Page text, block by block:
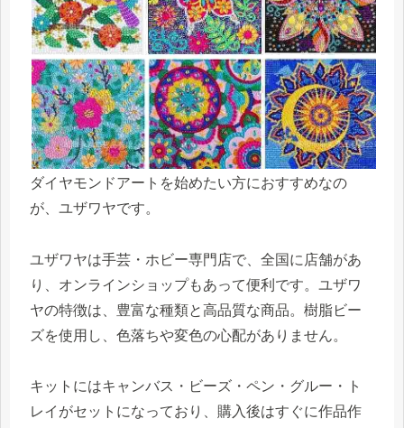
ダイヤモンドアートを始めたい方におすすめなの
が、ユザワヤです。
ユザワヤは手芸・ホビー専門店で、全国に店舗があ
り、オンラインショップもあって便利です。ユザワ
ヤの特徴は、豊富な種類と高品質な商品。樹脂ビー
ズを使用し、色落ちや変色の心配がありません。
キットにはキャンバス・ビーズ・ペン・グルー・ト
レイがセットになっており、購入後はすぐに作品作